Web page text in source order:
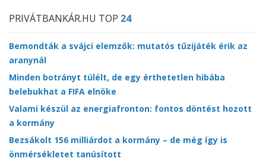
PRIVÁTBANKÁR.HU TOP 24
Bemondták a svájci elemzők: mutatós tűzijáték érik az
aranynál
Minden botrányt túlélt, de egy érthetetlen hibába
belebukhat a FIFA elnöke
Valami készül az energiafronton: fontos döntést hozott
a kormány
Bezsákolt 156 milliárdot a kormány – de még így is
önmérsékletet tanúsított